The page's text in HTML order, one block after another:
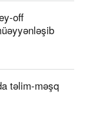
off
təlim-məşq